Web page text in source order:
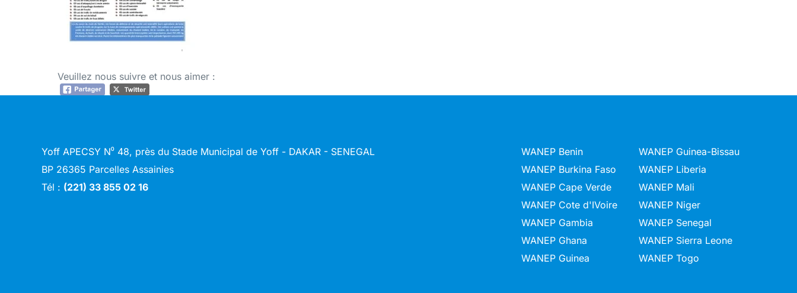
Veuillez nous suivre et nous aimer :
Yoff APECSY N⁰ 48, près du Stade Municipal de Yoff - DAKAR - SENEGAL
BP 26365 Parcelles Assainies
Tél : (221) 33 855 02 16
WANEP Benin
WANEP Burkina Faso
WANEP Cape Verde
WANEP Cote d'IVoire
WANEP Gambia
WANEP Ghana
WANEP Guinea
WANEP Guinea-Bissau
WANEP Liberia
WANEP Mali
WANEP Niger
WANEP Senegal
WANEP Sierra Leone
WANEP Togo